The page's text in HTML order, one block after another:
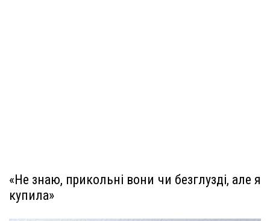
«Не знаю, прикольні вони чи безглузді, але я
купила»